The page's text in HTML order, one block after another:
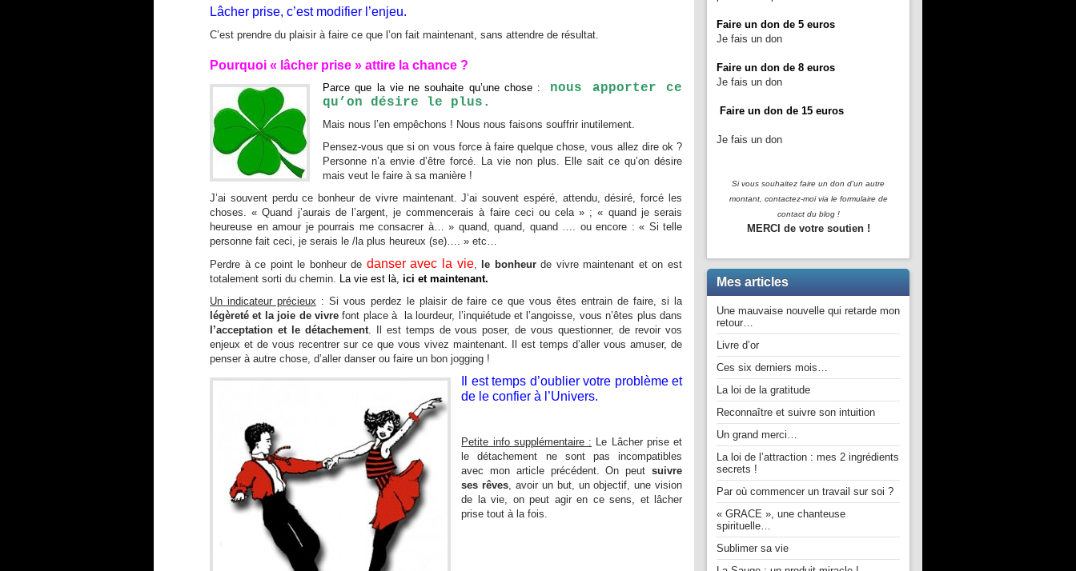
Lâcher prise, c’est modifier l’enjeu.
C’est prendre du plaisir à faire ce que l’on fait maintenant, sans attendre de résultat.
Pourquoi « lâcher prise » attire la chance ?
Parce que la vie ne souhaite qu’une chose :
nous apporter ce
qu’on désire le plus.
Mais nous l’en empêchons ! Nous nous faisons souffrir inutilement.
Pensez-vous que si on vous force à faire quelque chose, vous allez dire ok ?
Personne n’a envie d’être forcé. La vie non plus. Elle sait ce qu’on désire
mais veut le faire à sa manière !
J’ai souvent perdu ce bonheur de vivre maintenant. J’ai souvent espéré, attendu, désiré, forcé les
choses. « Quand j’aurais de l’argent, je commencerais à faire ceci ou cela » ; « quand je serais
heureuse en amour je pourrais me consacrer à… » quand, quand, quand …. ou encore : « Si telle
personne fait ceci, je serais le /la plus heureux (se)…. » etc…
Perdre à ce point le bonheur de danser avec la vie, le bonheurde vivre maintenant et on est
totalement sorti du chemin. La vie est là, ici et maintenant.
Un indicateur précieux : Si vous perdez le plaisir de faire ce que vous êtes entrain de faire, si la
légèreté et la joie de vivrefont place à la lourdeur, l’inquiétude et l’angoisse, vous n’êtes plus dans
l’acceptation et le détachement. Il est temps de vous poser, de vous questionner, de revoir vos
enjeux et de vous recentrer sur ce que vous vivez maintenant. Il est temps d’aller vous amuser, de
penser à autre chose, d’aller danser ou faire un bon jogging !
Il est temps d’oublier votre problème et
de le confier à l’Univers.
Petite info supplémentaire : Le Lâcher prise et
le détachement ne sont pas incompatibles
avec mon article précédent. On peut suivre
ses rêves, avoir un but, un objectif, une vision
de la vie, on peut agir en ce sens, et lâcher
prise tout à la fois.
Faire un don de 5 euros
Je fais un don
Faire un don de 8 euros
Je fais un don
Faire un don de 15 euros
Je fais un don
Si vous souhaitez faire un don d'un autre
montant, contactez-moivia le formulaire de
contact du blog !
MERCI de votre soutien !
Mes articles
Une mauvaise nouvelle qui retarde mon
retour…
Livre d’or
Ces six derniers mois…
La loi de la gratitude
Reconnaître et suivre son intuition
Un grand merci…
La loi de l’attraction : mes 2 ingrédients
secrets !
Par où commencer un travail sur soi ?
« GRACE », une chanteuse
spirituelle…
Sublimer sa vie